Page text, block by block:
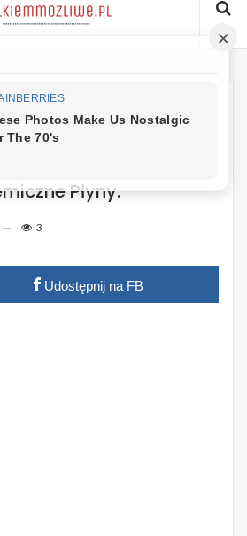
Octu
Prania. Działa Lepiej
Płyny.
3
Udostępnij na FB